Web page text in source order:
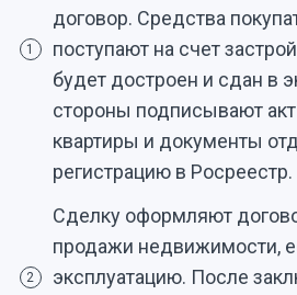
1
договор. Средства
поступают на счет
будет достроен и сдан в
стороны подписывают
квартиры и документы
регистрацию в Росреестр.
2
Сделку оформляют
продажи недвижимости,
эксплуатацию. После